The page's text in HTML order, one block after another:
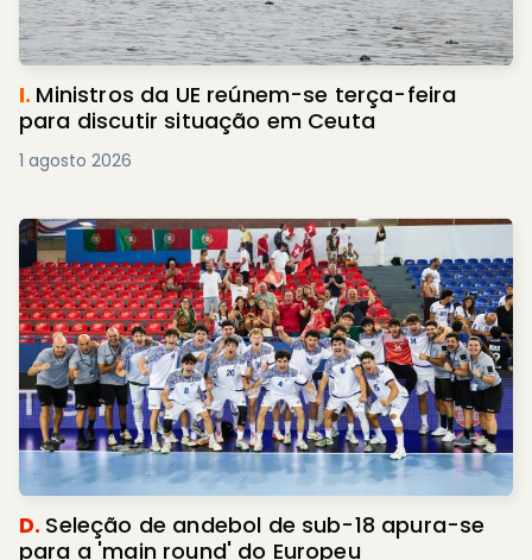
I. Ministros da UE reúnem-se terça-feira
para discutir situação em Ceuta
1 agosto 2026
D. Seleção de andebol de sub-18 apura-se
para a 'main round' do Europeu